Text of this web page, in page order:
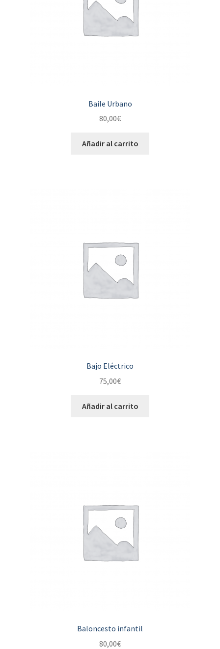
Baile Urbano
80,00€
Añadir al carrito
Bajo Eléctrico
75,00€
Añadir al carrito
Baloncesto infantil
80,00€